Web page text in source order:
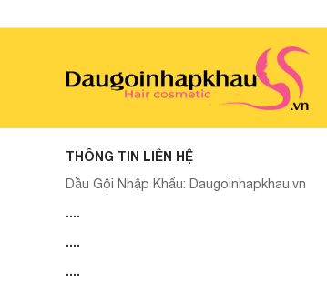
THÔNG TIN LIÊN HỆ
Dầu Gội Nhập Khẩu: Daugoinhapkhau.vn
....
....
....